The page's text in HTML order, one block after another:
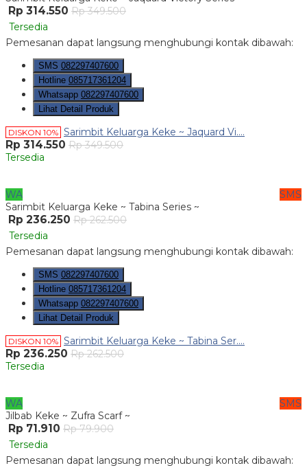
Rp 314.550 Rp 349.500
Tersedia
Pemesanan dapat langsung menghubungi kontak dibawah:
SMS 082297407600
Hotline 085717361204
Whatsapp 082297407600
Lihat Detail Produk
DISKON 10% Sarimbit Keluarga Keke ~ Jaquard Vi....
Rp 314.550 Rp 349.500
Tersedia
WA
SMS
Sarimbit Keluarga Keke ~ Tabina Series ~
Rp 236.250 Rp 262.500
Tersedia
Pemesanan dapat langsung menghubungi kontak dibawah:
SMS 082297407600
Hotline 085717361204
Whatsapp 082297407600
Lihat Detail Produk
DISKON 10% Sarimbit Keluarga Keke ~ Tabina Ser....
Rp 236.250 Rp 262.500
Tersedia
WA
SMS
Jilbab Keke ~ Zufra Scarf ~
Rp 71.910 Rp 79.900
Tersedia
Pemesanan dapat langsung menghubungi kontak dibawah: